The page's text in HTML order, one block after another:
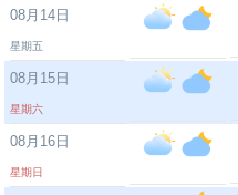
08月14日
星期五
08月15日
星期六
08月16日
星期日